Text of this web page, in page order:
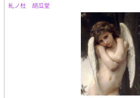
糺ノ杜 胡瓜堂